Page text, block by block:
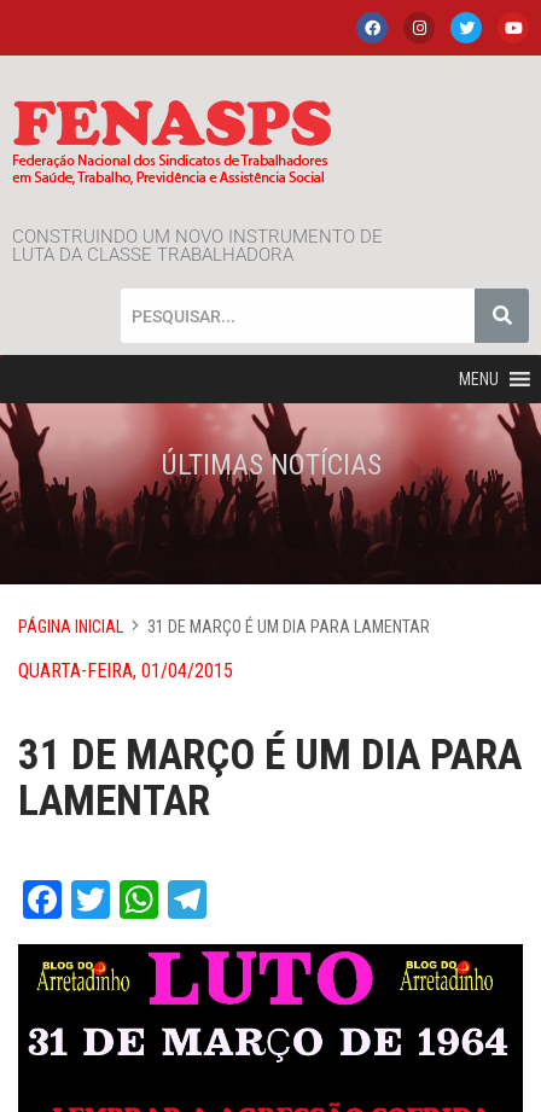
CONSTRUINDO UM NOVO INSTRUMENTO DE
LUTA DA CLASSE TRABALHADORA
MENU
ÚLTIMAS NOTÍCIAS
PÁGINA INICIAL 31 DE MARÇO É UM DIA PARA LAMENTAR
QUARTA-FEIRA, 01/04/2015
31 DE MARÇO É UM DIA PARA
LAMENTAR
Facebook
TwitterWhatsApp